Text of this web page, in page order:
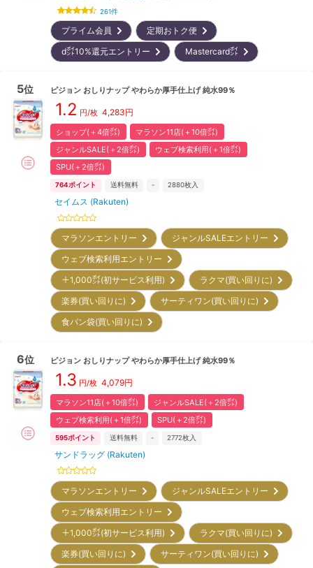
261件
プライム会員
定期おトク便
d㌽10%還元エントリー
Mastercard㌽
5位 ピジョン おしりナップ やわらか厚手仕上げ 純水99％
1.2 円/枚 4,283円
ショップ(＋4倍㌽)
マラソン11店(＋10倍㌽)
ジャンルSALE(＋2倍㌽)
ウェブ検索利用(＋1倍㌽)
SPU(＋2倍㌽)
764ポイント 送料無料 - 2880枚入
セイムス (Rakuten)
マラソンエントリー
ジャンルSALEエントリー
ウェブ検索利用エントリー
＋1,000㌽(初サービス利用)
ラクマ(買い回りに)
楽券(買い回りに)
サーティワン(買い回りに)
食パン袋(買い回りに)
6位 ピジョン おしりナップ やわらか厚手仕上げ 純水99％
1.3 円/枚 4,079円
マラソン11店(＋10倍㌽)
ジャンルSALE(＋2倍㌽)
ウェブ検索利用(＋1倍㌽)
SPU(＋2倍㌽)
595ポイント 送料無料 - 2772枚入
サンドラッグ (Rakuten)
マラソンエントリー
ジャンルSALEエントリー
ウェブ検索利用エントリー
＋1,000㌽(初サービス利用)
ラクマ(買い回りに)
楽券(買い回りに)
サーティワン(買い回りに)